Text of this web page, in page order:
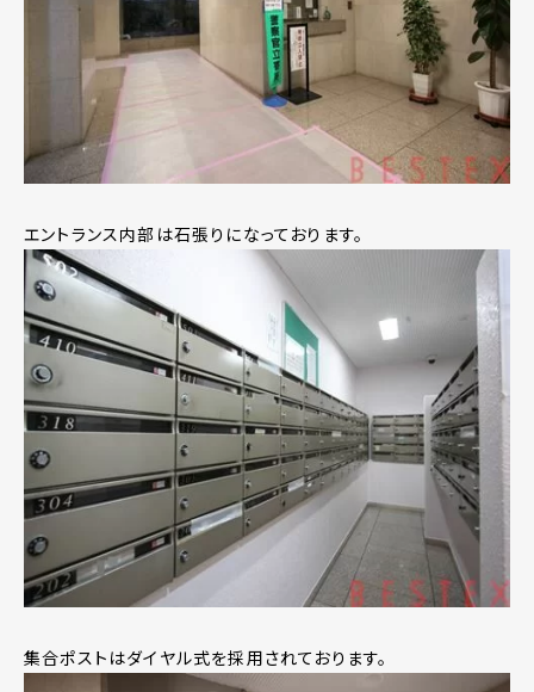
エントランス内部は石張りになっております。
集合ポストはダイヤル式を採用されております。